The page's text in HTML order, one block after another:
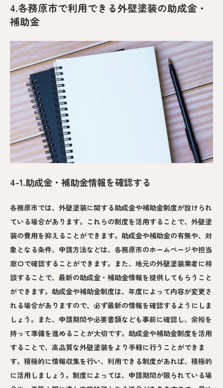
4.各務原市で利用できる外壁塗装の助成金・
補助金
4-1.助成金・補助金情報を確認する
各務原市では、外壁塗装に関する助成金や補助金制度が設けられ
ている場合があります。これらの制度を活用することで、外壁塗
装の費用を抑えることができます。助成金や補助金の有無や、対
象となる条件、申請方法などは、各務原市のホームページや担当
窓口で確認することができます。また、地元の外壁塗装業者に相
談することで、最新の助成金・補助金情報を提供してもらうこと
ができます。助成金や補助金制度は、年度によって内容が変更さ
れる場合がありますので、必ず最新の情報を確認するようにしま
しょう。また、申請期間や必要書類なども事前に確認し、余裕を
持って準備を進めることが大切です。助成金や補助金制度を活用
することで、高品質な外壁塗装をより手軽に行うことができま
す。積極的に情報収集を行い、利用できる制度があれば、積極的
に活用しましょう。制度によっては、申請期間が限られている場